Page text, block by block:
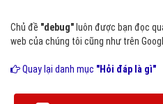
Chủ đề "debug" luôn được bạn đọc
web của chúng tôi cũng như trên
Quay lại danh mục "Hỏi đáp là gì"